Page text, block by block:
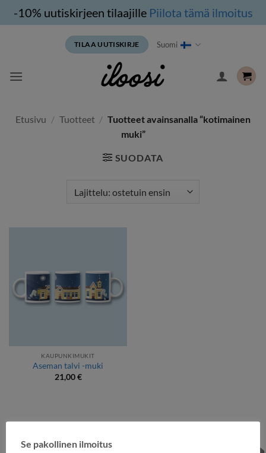
-10% uutiskirjeen tilaajille Piilota tämä ilmoitus
TILAA UUTISKIRJE Suomi
Etusivu / Tuotteet / Tuotteet avainsanalla “kotimainen
muki”
SUODATA
KAUPUNKIMUKIT
Aseman talvi -muki
21,00€
Se pakollinen ilmoitus